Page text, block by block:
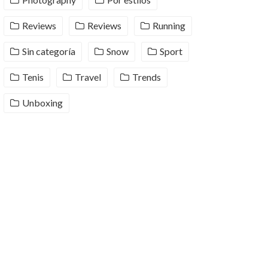
Reviews Reviews Running
Sin categoría Snow Sport
Tenis Travel Trends
Unboxing